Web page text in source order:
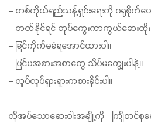
– တစ်ကိုယ်ရည်သန့်ရှင်းရေးကို ဂရုစိုက်ပေး
– တတ်နိုင်ရင် တုပ်ကွေးကာကွယ်ဆေးထိုးပ
– ခြင်ကိုက်မခံရအောင်ထားပါ။
– ပြင်ပအစားအစာတွေ သိပ်မကျွေးပါနဲ့။
– လှုပ်လှုပ်ရှားရှားကစားခိုင်းပါ။
လိုအပ်သောဆေးဝါးအချို့ကို ကြိုတင်စုဆေ